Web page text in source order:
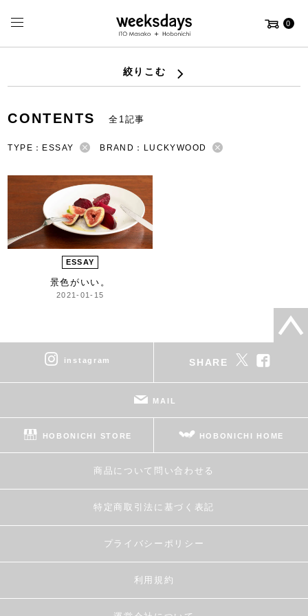
0
絞りこむ
CONTENTS 全1記事
TYPE：ESSAY BRAND：LUCKYWOOD
ESSAY
景色がいい。
2021-01-15
instagram SHARE
MAIL
HOBONICHI STORE HOBONICHI HOME
商品について問い合わせる
特定商取引法に基づく表記
プライバシーポリシー
利用規約